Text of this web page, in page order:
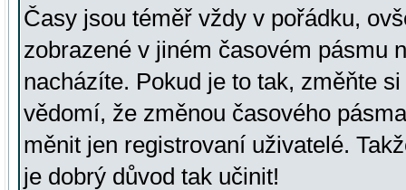
Časy jsou téměř vždy v pořádku,
zobrazené v jiném časovém pásmu
nacházíte. Pokud je to tak, změňte
vědomí, že změnou časového
měnit jen registrovaní uživatelé.
je dobrý důvod tak učinit!